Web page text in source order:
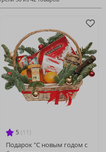
5 (11)
Подарок "С новым годом с